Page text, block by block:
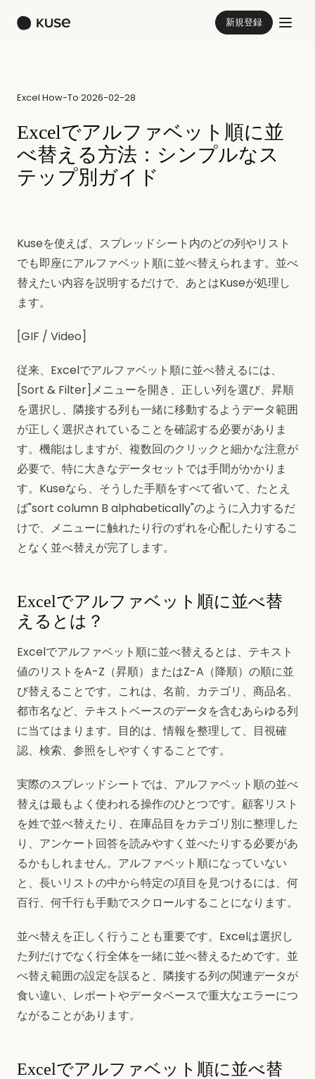
新規登録
Excel How-To·2026-02-28
Excelでアルファベット順に並
べ替える方法：シンプルなス
テップ別ガイド
Kuseを使えば、スプレッドシート内のどの列やリスト
でも即座にアルファベット順に並べ替えられます。並べ
替えたい内容を説明するだけで、あとはKuseが処理し
ます。
[GIF / Video]
従来、Excelでアルファベット順に並べ替えるには、
[Sort & Filter]メニューを開き、正しい列を選び、昇順
を選択し、隣接する列も一緒に移動するようデータ範囲
が正しく選択されていることを確認する必要がありま
す。機能はしますが、複数回のクリックと細かな注意が
必要で、特に大きなデータセットでは手間がかかりま
す。Kuseなら、そうした手順をすべて省いて、たとえ
ば"sort column B alphabetically"のように入力するだ
けで、メニューに触れたり行のずれを心配したりするこ
となく並べ替えが完了します。
Excelでアルファベット順に並べ替
えるとは？
Excelでアルファベット順に並べ替えるとは、テキスト
値のリストをA-Z（昇順）またはZ-A（降順）の順に並
び替えることです。これは、名前、カテゴリ、商品名、
都市名など、テキストベースのデータを含むあらゆる列
に当てはまります。目的は、情報を整理して、目視確
認、検索、参照をしやすくすることです。
実際のスプレッドシートでは、アルファベット順の並べ
替えは最もよく使われる操作のひとつです。顧客リスト
を姓で並べ替えたり、在庫品目をカテゴリ別に整理した
り、アンケート回答を読みやすく並べたりする必要があ
るかもしれません。アルファベット順になっていない
と、長いリストの中から特定の項目を見つけるには、何
百行、何千行も手動でスクロールすることになります。
並べ替えを正しく行うことも重要です。Excelは選択し
た列だけでなく行全体を一緒に並べ替えるためです。並
べ替え範囲の設定を誤ると、隣接する列の関連データが
食い違い、レポートやデータベースで重大なエラーにつ
ながることがあります。
Excelでアルファベット順に並べ替